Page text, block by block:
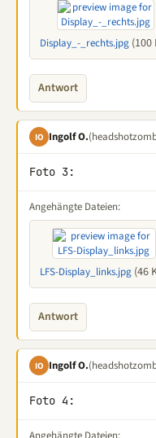
Display_-_rechts.jpg (100
Antwort
IO Ingolf O.
Foto 3:
Angehängte Dateien:
LFS-Display_links.jpg (46
Antwort
IO Ingolf O.
Foto 4: